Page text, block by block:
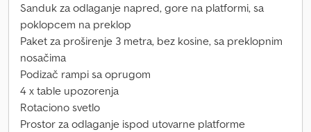
Sanduk za odlaganje napred, gore na platformi, sa
poklopcem na preklop
Paket za proširenje 3 metra, bez kosine, sa preklopnim
nosačima
Podizač rampi sa oprugom
4 x table upozorenja
Rotaciono svetlo
Prostor za odlaganje ispod utovarne platforme